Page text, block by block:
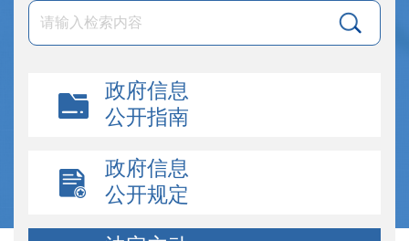
政府信息
公开指南
政府信息
公开规定